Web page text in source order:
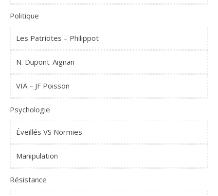
Politique
Les Patriotes – Philippot
N. Dupont-Aignan
VIA – JF Poisson
Psychologie
Éveillés VS Normies
Manipulation
Résistance